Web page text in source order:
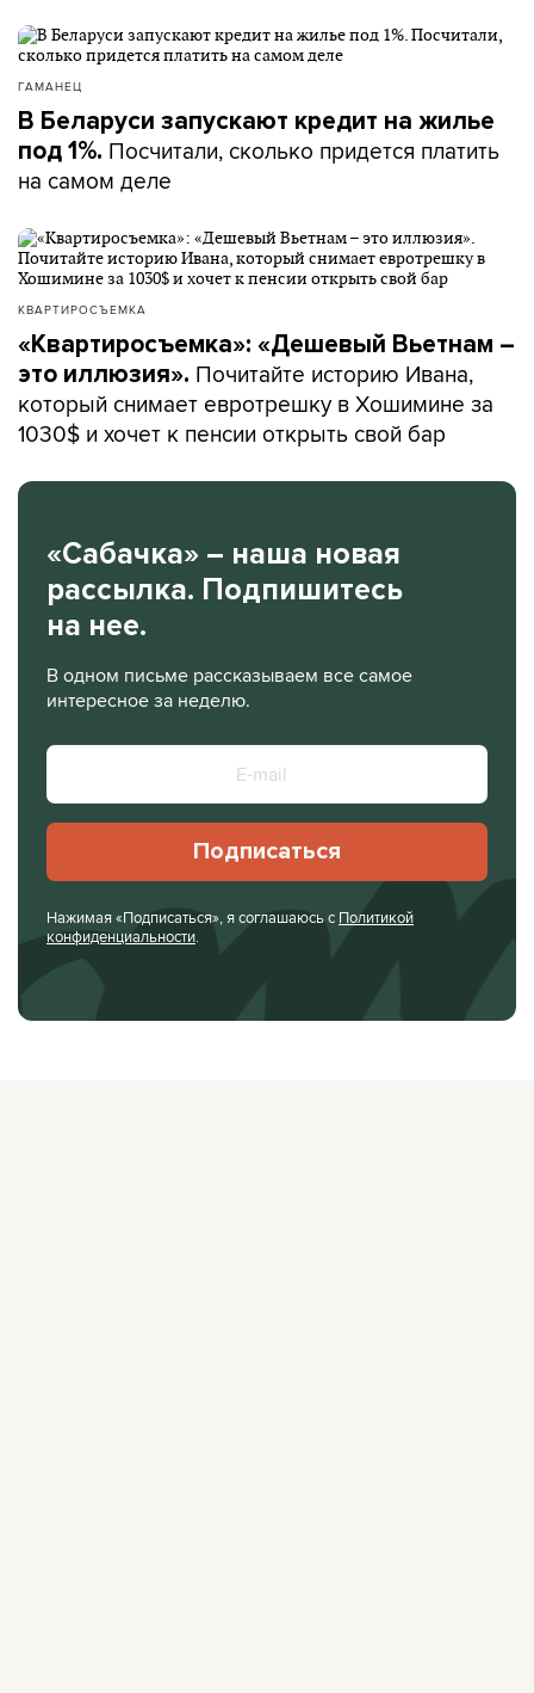
ГАМАНЕЦ
В Беларуси запускают кредит на жилье
под 1%. Посчитали, сколько придется платить
на самом деле
КВАРТИРОСЪЕМКА
«Квартиросъемка»: «Дешевый Вьетнам –
это иллюзия». Почитайте историю Ивана,
который снимает евротрешку в Хошимине за
1030$ и хочет к пенсии открыть свой бар
«Сабачка» – наша новая
рассылка. Подпишитесь
на нее.
В одном письме рассказываем все самое
интересное за неделю.
Подписаться
Нажимая «Подписаться», я соглашаюсь с Политикой
конфиденциальности.